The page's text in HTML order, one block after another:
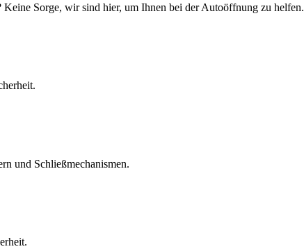
Keine Sorge, wir sind hier, um Ihnen bei der Autoöffnung zu helfen.
und Schließmechanismen.